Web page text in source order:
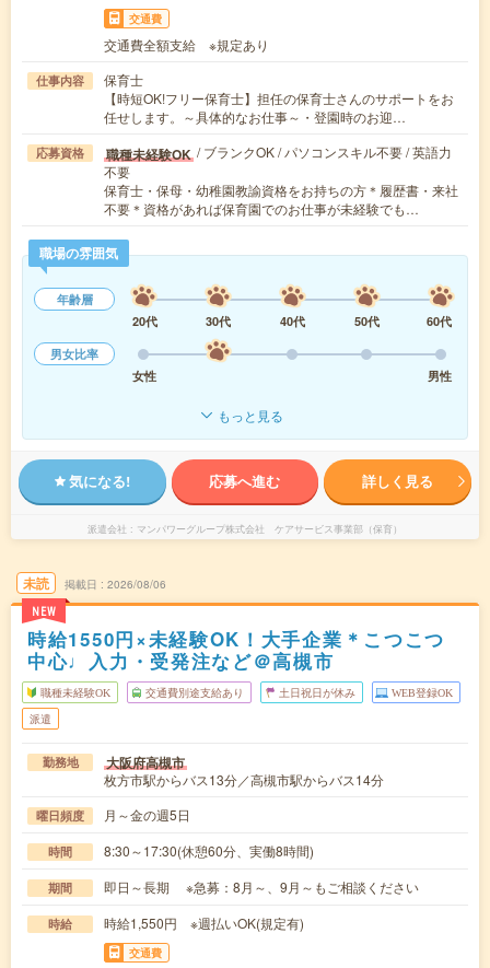
交通費
交通費全額支給 ※規定あり
仕事内容
保育士
【時短OK!フリー保育士】担任の保育士さんのサポートをお
任せします。～具体的なお仕事～・登園時のお迎…
応募資格 職種未経験OK / ブランクOK / パソコンスキル不要 / 英語力
不要
保育士・保母・幼稚園教諭資格をお持ちの方＊履歴書・来社
不要＊資格があれば保育園でのお仕事が未経験でも…
職場の雰囲気
年齢層
20代
30代 40代 50代
60代
男女比率
女性
男性
もっと見る
気になる! 応募へ進む 詳しく見る
派遣会社 マンパワーグループ株式会社 ケアサービス事業部（保育）
未読
NEW
掲載日 2026/08/06
時給1550円×未経験OK！大手企業＊こつこつ
中心♩入力・受発注など＠高槻市
職種未経験OK 交通費別途支給あり 土日祝日が休み WEB登録OK
派遣
勤務地 大阪府高槻市
枚方市駅からバス13分／高槻市駅からバス14分
曜日頻度 月～金の週5日
時間 8:30～17:30(休憩60分、実働8時間)
期間 即日～長期 ※急募：8月～、9月～もご相談ください
時給 時給1,550円 ※週払いOK(規定有)
交通費